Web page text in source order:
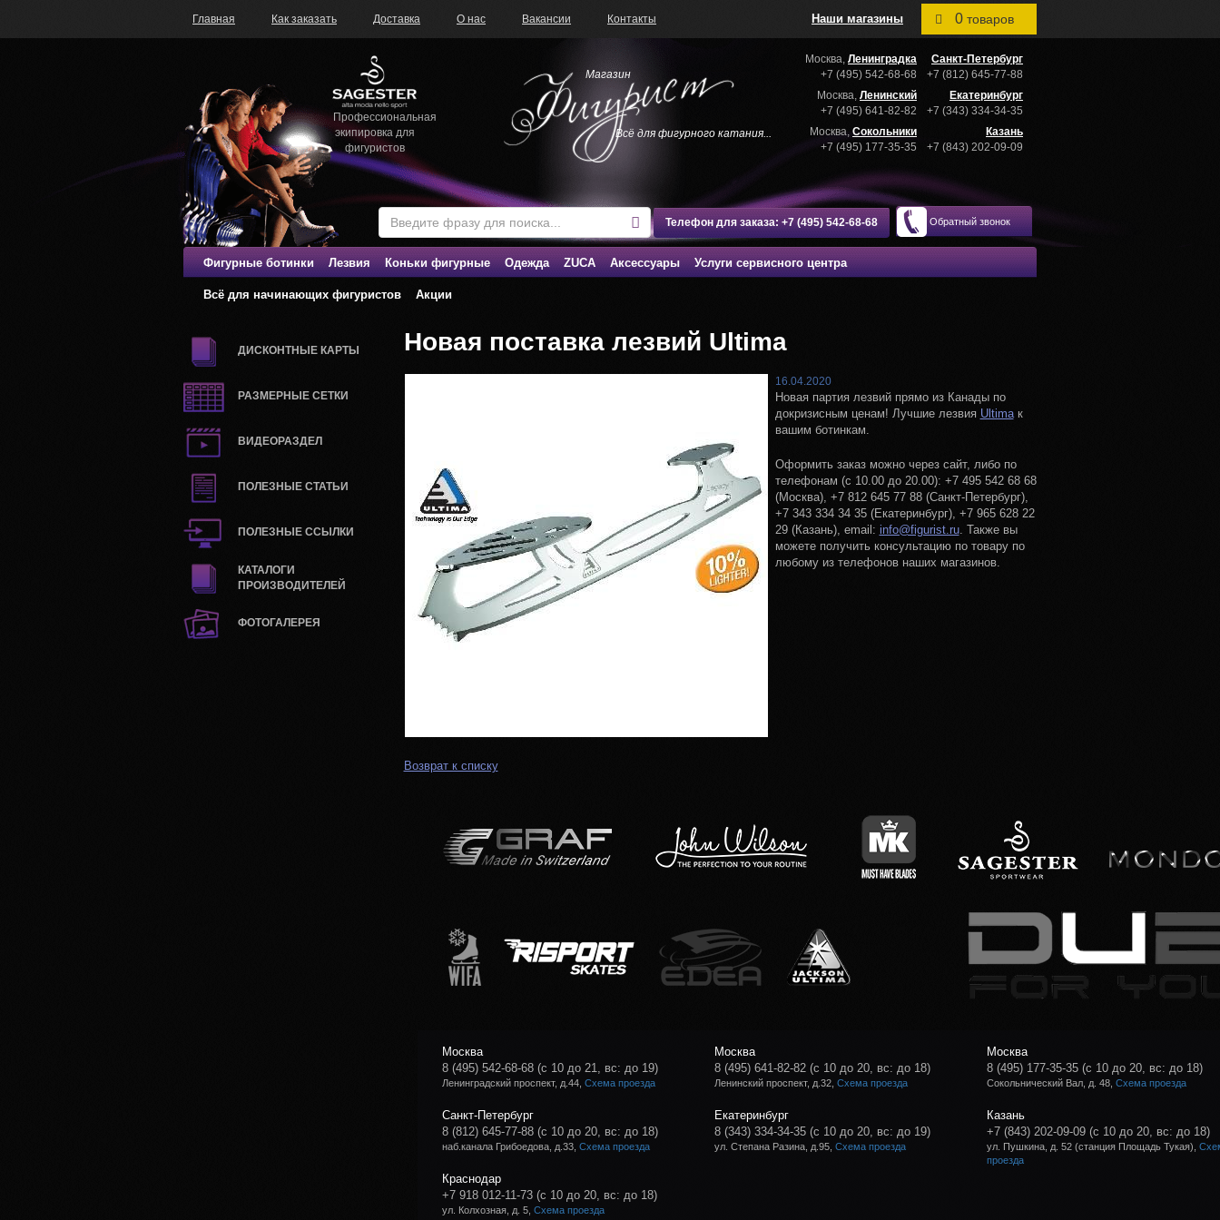
Главная Как заказать Доставка О нас Вакансии Контакты 0 товаров
Наши магазины
Профессиональная
экипировка для
фигуристов
Магазин
Всё для фигурного катания...
Телефон для заказа: +7 (495) 542-68-68
Москва, Ленинградка
+7 (495) 542-68-68
Москва, Ленинский
+7 (495) 641-82-82
Москва, Сокольники
+7 (495) 177-35-35
Санкт-Петербург
+7 (812) 645-77-88
Екатеринбург
+7 (343) 334-34-35
Казань
+7 (843) 202-09-09
Обратный звонок
Фигурные ботинки Лезвия Коньки фигурные Одежда ZUCA Аксессуары Услуги сервисного центра
Всё для начинающих фигуристов Акции
ДИСКОНТНЫЕ КАРТЫ
РАЗМЕРНЫЕ СЕТКИ
ВИДЕОРАЗДЕЛ
ПОЛЕЗНЫЕ СТАТЬИ
ПОЛЕЗНЫЕ ССЫЛКИ
КАТАЛОГИ
ПРОИЗВОДИТЕЛЕЙ
ФОТОГАЛЕРЕЯ
Новая поставка лезвий Ultima
16.04.2020
Новая партия лезвий прямо из Канады по
докризисным ценам! Лучшие лезвия Ultimaк
вашим ботинкам.
Оформить заказ можно через сайт, либо по
телефонам (с 10.00 до 20.00): +7 495 542 68 68
(Москва), +7 812 645 77 88 (Санкт-Петербург),
+7 343 334 34 35 (Екатеринбург), +7 965 628 22
29 (Казань), email: info@figurist.ru. Также вы
можете получить консультацию по товару по
любому из телефонов наших магазинов.
Возврат к списку
Москва
8 (495) 542-68-68 (с 10 до 21, вс: до 19)
Ленинградский проспект, д.44, Схема проезда
Москва
8 (495) 641-82-82 (с 10 до 20, вс: до 18)
Ленинский проспект, д.32, Схема проезда
Москва
8 (495) 177-35-35 (с 10 до 20, вс: до 18)
Сокольнический Вал, д. 48,Схема проезда
Санкт-Петербург
8 (812) 645-77-88 (с 10 до 20, вс: до 18)
наб.канала Грибоедова, д.33, Схема проезда
Екатеринбург
8 (343) 334-34-35 (с 10 до 20, вс: до 19)
ул. Степана Разина, д.95, Схема проезда
Казань
+7 (843) 202-09-09 (с 10 до 20, вс: до 18)
ул. Пушкина, д. 52 (станция Площадь Тукая),
проезда
Краснодар
+7 918 012-11-73 (с 10 до 20, вс: до 18)
ул. Колхозная, д. 5, Схема проезда